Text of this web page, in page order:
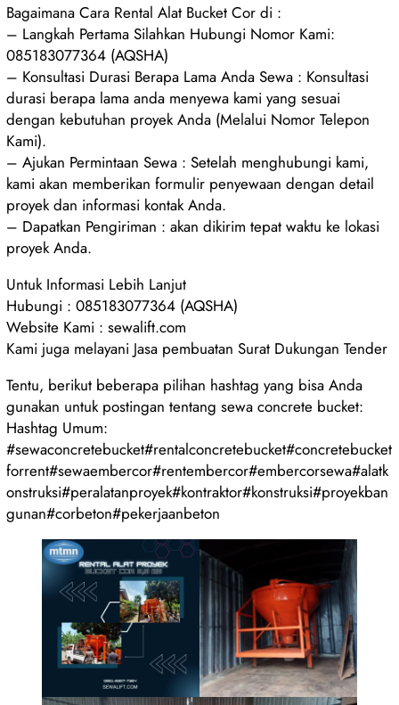
Bagaimana Cara Rental Alat Bucket Cor di :
– Langkah Pertama Silahkan Hubungi Nomor Kami:
085183077364 (AQSHA)
– Konsultasi Durasi Berapa Lama Anda Sewa : Konsultasi
durasi berapa lama anda menyewa kami yang sesuai
dengan kebutuhan proyek Anda (Melalui Nomor Telepon
Kami).
– Ajukan Permintaan Sewa : Setelah menghubungi kami,
kami akan memberikan formulir penyewaan dengan detail
proyek dan informasi kontak Anda.
– Dapatkan Pengiriman : akan dikirim tepat waktu ke lokasi
proyek Anda.
Untuk Informasi Lebih Lanjut
Hubungi : 085183077364 (AQSHA)
Website Kami : sewalift.com
Kami juga melayani Jasa pembuatan Surat Dukungan Tender
Tentu, berikut beberapa pilihan hashtag yang bisa Anda
gunakan untuk postingan tentang sewa concrete bucket:
Hashtag Umum:
#sewaconcretebucket#rentalconcretebucket#concretebucket
forrent#sewaembercor#rentembercor#embercorsewa#alatk
onstruksi#peralatanproyek#kontraktor#konstruksi#proyekban
gunan#corbeton#pekerjaanbeton